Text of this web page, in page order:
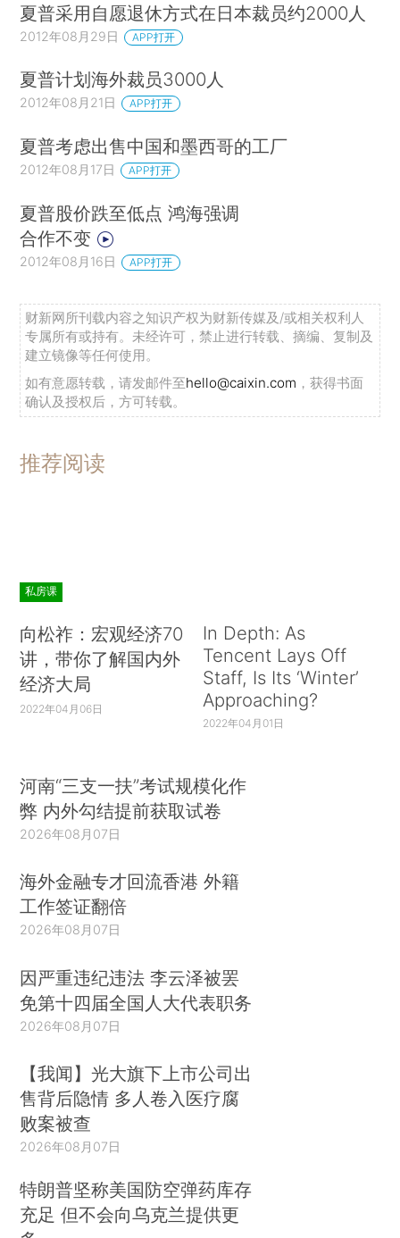
夏普采用自愿退休方式在日本裁员约2000人
2012年08月29日 APP打开
夏普计划海外裁员3000人
2012年08月21日 APP打开
夏普考虑出售中国和墨西哥的工厂
2012年08月17日 APP打开
夏普股价跌至低点 鸿海强调
合作不变
2012年08月16日 APP打开
财新网所刊载内容之知识产权为财新传媒及/或相关权利人
专属所有或持有。未经许可，禁止进行转载、摘编、复制及
建立镜像等任何使用。
如有意愿转载，请发邮件至hello@caixin.com ，获得书面
确认及授权后，方可转载。
推荐阅读
私房课
向松祚：宏观经济70
讲，带你了解国内外
经济大局
2022年04月06日
In Depth: As
Tencent Lays Off
Staff, Is Its ‘Winter’
Approaching?
2022年04月01日
河南“三支一扶”考试规模化作
弊 内外勾结提前获取试卷
2026年08月07日
海外金融专才回流香港 外籍
工作签证翻倍
2026年08月07日
因严重违纪违法 李云泽被罢
免第十四届全国人大代表职务
2026年08月07日
【我闻】光大旗下上市公司出
售背后隐情 多人卷入医疗腐
败案被查
2026年08月07日
特朗普坚称美国防空弹药库存
充足 但不会向乌克兰提供更